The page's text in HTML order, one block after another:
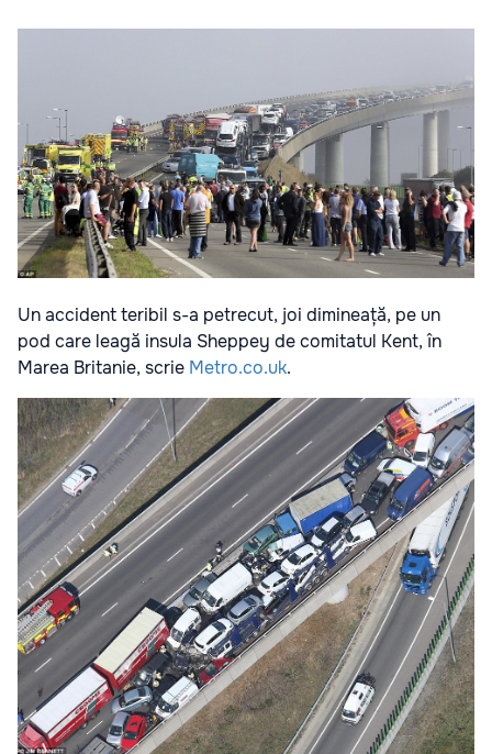
Un accident teribil s-a petrecut, joi dimineață, pe un
pod care leagă insula Sheppey de comitatul Kent, în
Marea Britanie, scrie Metro.co.uk.